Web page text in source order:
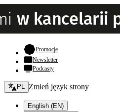
Promocje- otwiera się w nowej karcie
Newsletter
Podcasty
Zmień język - bieżący:
PL Zmień język strony
English (EN)